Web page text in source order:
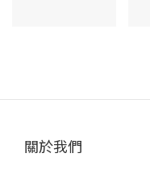
關於我們